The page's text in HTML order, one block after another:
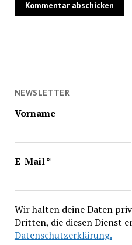
NEWSLETTER
Vorname
E-Mail*
Wir halten deine Daten
Dritten, die diesen Dienst
Datenschutzerklärung.